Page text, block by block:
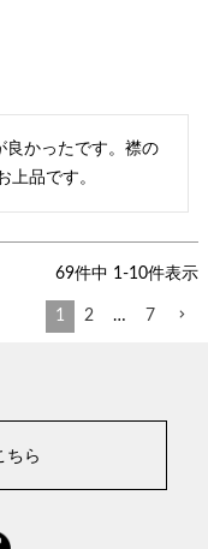
良かったです。襟の
上品です。
69件中 1-10件表示
1 2 … 7
ちら